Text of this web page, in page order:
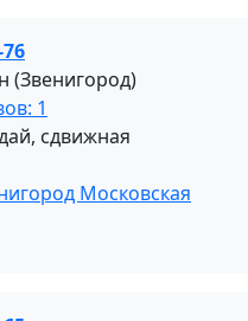
(Звенигород)
1
сдвижная
Московская